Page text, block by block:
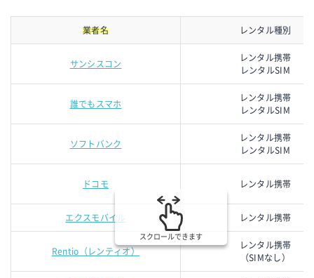
業者名 レンタル種別
サンシスコン
レンタル携帯
レンタルSIM
誰でもスマホ
レンタル携帯
レンタルSIM
ソフトバンク
レンタル携帯
レンタルSIM
ドコモ レンタル携帯
エクスモバイル レンタル携帯
Rentio（レンティオ）
レンタル携帯
（SIMなし）
スクロールできます